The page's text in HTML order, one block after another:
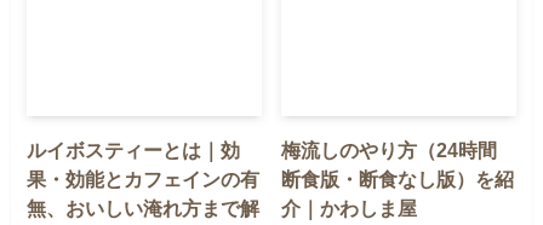
ルイボスティーとは｜効
果・効能とカフェインの有
無、おいしい淹れ方まで解
梅流しのやり方（24時間
断食版・断食なし版）を紹
介｜かわしま屋